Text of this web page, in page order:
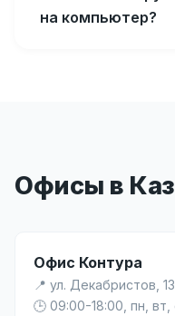
на компьютер?
Офисы в
Офис Контура
📍 ул. Декабристов,
🕒 09:00-18:00, пн, вт,